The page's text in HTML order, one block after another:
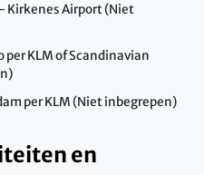
Kirkenes Airport (Niet
KLM of Scandinavian
per KLM (Niet inbegrepen)
en